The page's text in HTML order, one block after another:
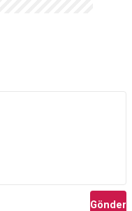
Gönder